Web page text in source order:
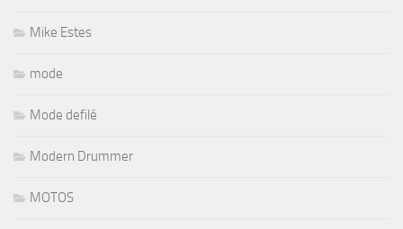
Mike Estes
mode
Mode defilé
Modern Drummer
MOTOS